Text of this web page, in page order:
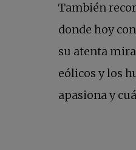
También
donde hoy
su atenta
eólicos y los
apasiona y